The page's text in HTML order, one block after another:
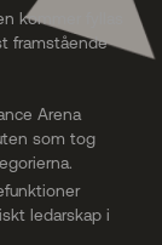
kommer fyllas
framstående
Arena
som tog
ledarskap i